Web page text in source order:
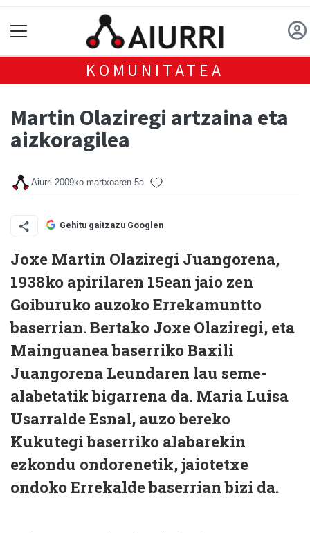
KOMUNITATEA
Martin Olaziregi artzaina eta
aizkoragilea
Aiurri 2009ko martxoaren 5a
Gehitu gaitzazu Googlen
Joxe Martin Olaziregi Juangorena,
1938ko apirilaren 15ean jaio zen
Goiburuko auzoko Errekamuntto
baserrian. Bertako Joxe Olaziregi, eta
Mainguanea baserriko Baxili
Juangorena Leundaren lau seme-
alabetatik bigarrena da. Maria Luisa
Usarralde Esnal, auzo bereko
Kukutegi baserriko alabarekin
ezkondu ondorenetik, jaiotetxe
ondoko Errekalde baserrian bizi da.